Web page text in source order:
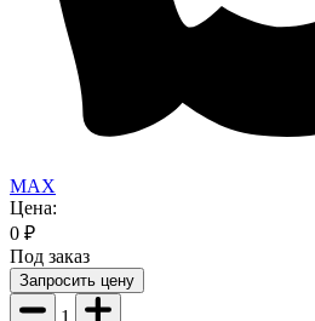
MAX
Цена:
0 ₽
Под заказ
Запросить цену
1